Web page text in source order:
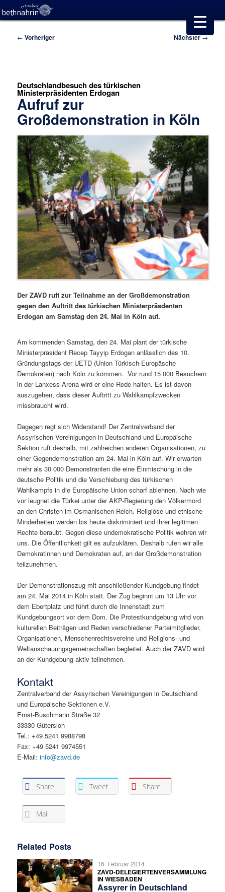
Beitragsnavigation
← Vorheriger Nächster→
Deutschlandbesuch des türkischen
Ministerpräsidenten Erdogan
Aufruf zur
Großdemonstration in Köln
Der ZAVD ruft zur Teilnahme an der Großdemonstration
gegen den Auftritt des türkischen Ministerpräsdenten
Erdogan am Samstag den 24. Mai in Köln auf.
Am kommenden Samstag, den 24. Mai plant der türkische
Ministerpräsident Recep Tayyip Erdogan anlässlich des 10.
Gründungstags der UETD (Union Türkisch-Europäsche
Demokraten) nach Köln zu kommen. Vor rund 15 000 Besuchern
in der Lanxess-Arena wird er eine Rede halten. Es ist davon
auszugehen, dass dieser Auftritt zu Wahlkampfzwecken
missbraucht wird.
Dagegen regt sich Widerstand! Der Zentralverband der
Assyrischen Vereinigungen in Deutschland und Europäische
Sektion ruft deshalb, mit zahlreichen anderen Organisationen, zu
einer Gegendemonstration am 24. Mai in Köln auf. Wir erwarten
mehr als 30 000 Demonstranten die eine Einmischung in die
deutsche Politik und die Verschiebung des türkischen
Wahlkampfs in die Europäische Union scharf ablehnen. Nach wie
vor leugnet die Türkei unter der AKP-Regierung den Völkermord
an den Christen im Osmanischen Reich. Religiöse und ethische
Minderheiten werden bis heute diskriminiert und ihrer legitimen
Rechte beraubt. Gegen diese undemokratische Politik wehren wir
uns. Die Öffentlichkeit gilt es aufzuklären. Deshalb rufen wir alle
Demokratinnen und Demokraten auf, an der Großdemonstration
teilzunehmen.
Der Demonstrationszug mit anschließender Kundgebung findet
am 24. Mai 2014 in Köln statt. Der Zug beginnt um 13 Uhr vor
dem Ebertplatz und führt durch die Innenstadt zum
Kundgebungsort vor dem Dom. Die Protestkundgebung wird von
kulturellen Beiträgen und Reden verschiedener Parteimitglieder,
Organisationen, Menschenrechtsvereine und Religions- und
Weltanschauungsgemeinschaften begleitet. Auch der ZAVD wird
an der Kundgebung aktiv teilnehmen.
Kontakt
Zentralverband der Assyrischen Vereinigungen in Deutschland
und Europäische Sektionen e.V.
Ernst-Buschmann Straße 32
33330 Gütersloh
Tel.: +49 5241 9988798
Fax: +49 5241 9974551
E-Mail:info@zavd.de
Share Tweet Share
Mail
Related Posts
16. Februar 2014
ZAVD-DELEGIERTENVERSAMMLUNG
IN WIESBADEN
Assyrer in Deutschland